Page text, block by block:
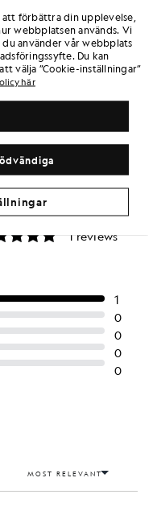
120-
REGISTRERA DIG
förbättra din upplevelse,
webbplatsen används. Vi
använder vår webbplats
Du kan
välja ”Cookie-inställningar”
här